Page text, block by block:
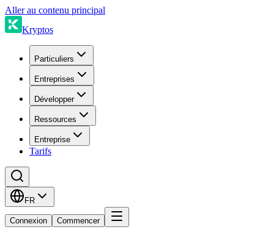
Aller au contenu principal
Kryptos
Particuliers
Entreprises
Développer
Ressources
Entreprise
Tarifs
FR
Connexion Commencer